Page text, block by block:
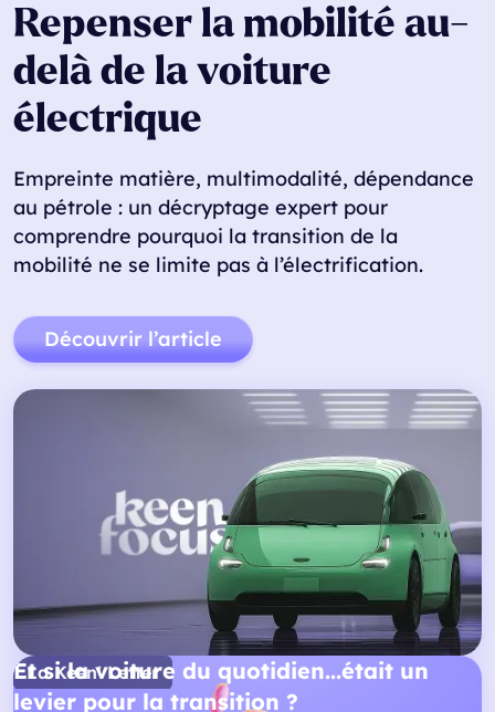
Repenser la mobilité au-
delà de la voiture
électrique
Empreinte matière, multimodalité, dépendance
au pétrole : un décryptage expert pour
comprendre pourquoi la transition de la
mobilité ne se limite pas à l’électrification.
Découvrir l’article
+
La Keen' Letter
Et si la voiture du quotidien...était un
levier pour la transition ?